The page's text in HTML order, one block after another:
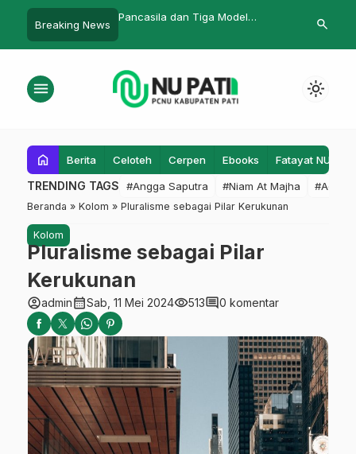
Breaking News
Ramadan: Diniati, Dilakoni,
search
menu light_mode
home Berita Celoteh Cerpen Ebooks Fatayat NU
TRENDING TAGS #Angga Saputra #Niam At Majha #Admin
Beranda » Kolom » Pluralisme sebagai Pilar Kerukunan
Kolom
Pluralisme sebagai Pilar
Kerukunan
account_circleadmincalendar_monthSab, 11 Mei 2024visibility513comment0 komentar